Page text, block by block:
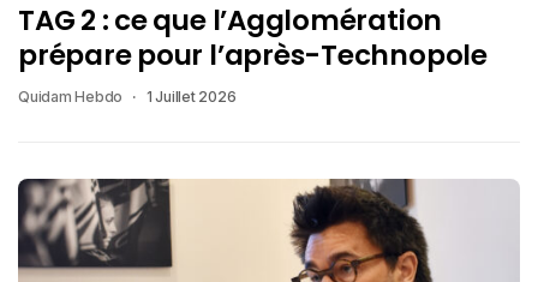
TAG 2 : ce que l’Agglomération
prépare pour l’après-Technopole
Quidam Hebdo 1 Juillet 2026